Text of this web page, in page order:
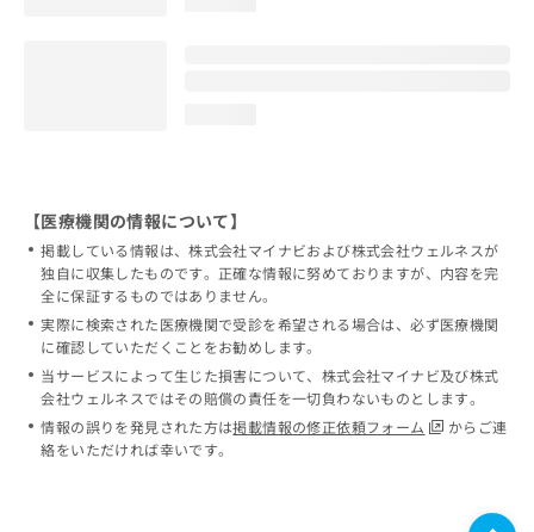
【医療機関の情報について】
掲載している情報は、株式会社マイナビおよび株式会社ウェルネスが
独自に収集したものです。正確な情報に努めておりますが、内容を完
全に保証するものではありません。
実際に検索された医療機関で受診を希望される場合は、必ず医療機関
に確認していただくことをお勧めします。
当サービスによって生じた損害について、株式会社マイナビ及び株式
会社ウェルネスではその賠償の責任を一切負わないものとします。
情報の誤りを発見された方は掲載情報の修正依頼フォーム
からご連
絡をいただければ幸いです。